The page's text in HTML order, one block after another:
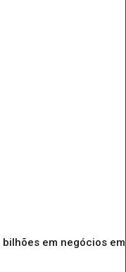
em negócios em